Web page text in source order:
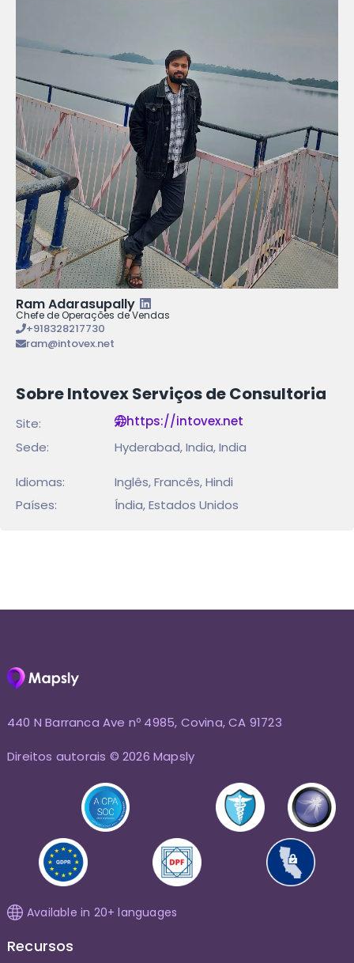
Ram Adarasupally
Chefe de Operações de Vendas
+918328217730
ram@intovex.net
Sobre Intovex Serviços de Consultoria
Site:
https://intovex.net
Sede:
Hyderabad, India, India
Idiomas:
Inglês, Francês, Hindi
Países:
Índia, Estados Unidos
440 N Barranca Ave nº 4985, Covina, CA 91723
Direitos autorais © 2026 Mapsly
Available in 20+ languages
Recursos